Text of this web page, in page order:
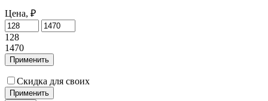
Цена, ₽
128
1470
Применить
Скидка для своих
Применить